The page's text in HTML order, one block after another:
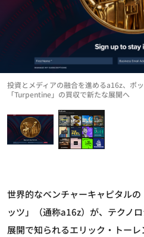
投資とメディアの融合を進めるa16z、ポ
「Turpentine」の買収で新たな展開へ
世界的なベンチャーキャピタル
ッツ」（通称a16z）が、テクノ
展開で知られるエリック・トー